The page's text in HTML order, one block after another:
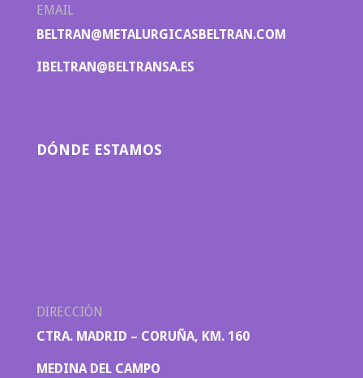
EMAIL
BELTRAN@METALURGICASBELTRAN.COM
IBELTRAN@BELTRANSA.ES
DÓNDE ESTAMOS
DIRECCIÓN
CTRA. MADRID – CORUÑA, KM. 160
MEDINA DEL CAMPO